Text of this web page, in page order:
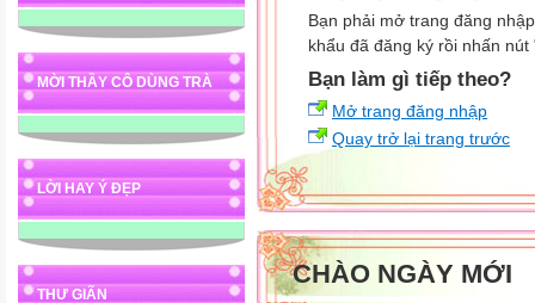
MỜI THẦY CÔ DÙNG TRÀ
LỜI HAY Ý ĐẸP
THƯ GIÃN
Bạn phải mở trang đăng
khẩu đã đăng ký rồi nhấn
Bạn làm gì tiếp theo?
Mở trang đăng nhập
Quay trở lại trang trước
CHÀO NGÀY MỚI